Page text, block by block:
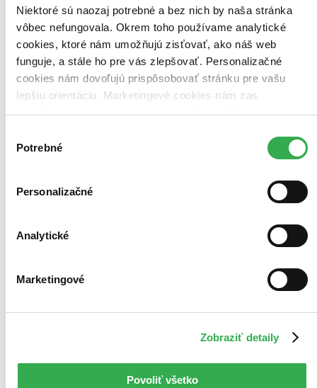
Niektoré sú naozaj potrebné a bez nich by naša stránka
vôbec nefungovala. Okrem toho používame analytické
cookies, ktoré nám umožňujú zisťovať, ako náš web
funguje, a stále ho pre vás zlepšovať. Personalizačné
cookies nám dovoľujú prispôsobovať stránku pre vašu
lepšiu orientáciu. Marketingové cookies nám zas
umožňujú zobrazenie relevantnej reklamy. Niektoré údaje
keby sme mohli používať všetky tieto cookies. Ďakujeme!
súhlasu
Potrebné
Personalizačné
Analytické
Marketingové
Zobraziť detaily
Povoliť všetko